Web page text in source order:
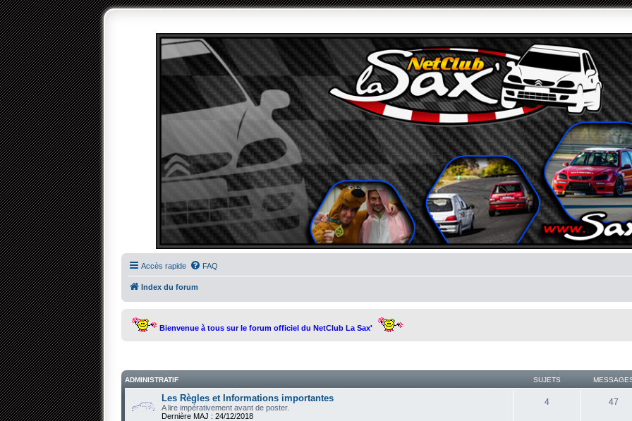
Accès rapide FAQ
Index du forum
Bienvenue à tous sur le forum officiel du NetClub La Sax'
ADMINISTRATIF SUJETS
Les Règles et Informations importantes
A lire impérativement avant de poster.
Dernière MAJ : 24/12/2018
4 47